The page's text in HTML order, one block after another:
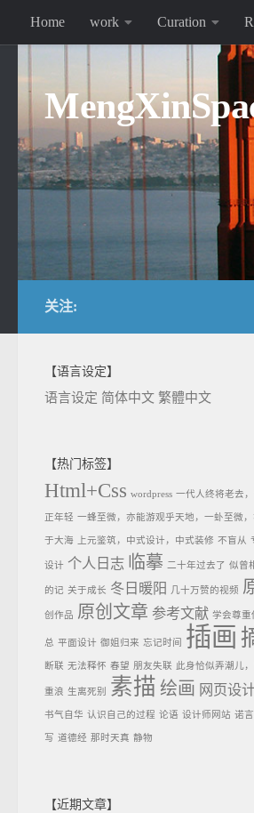
跳至内容
Home work Curation
关注:
【语言设定】
语言设定 简体中文 繁體中文
【热门标签】
Html+Css wordpress 一代人终将老去
正年轻 一蜂至微，亦能游观乎天地，一虲至微
于大海 上元鉴筑，中式设计，中式装修 不盲从
设计 个人日志 临摹 二十年过去了 似曾
的记 关于成长 冬日暖阳 几十万赞的视频
创作品 原创文章 参考文献 学会尊重
总 平面设计 御姐归来 忘记时间 插画
断联 无法释怀 春望 朋友失联 此身恰似弄潮儿
重浪 生离死别 素描 绘画 网页设
书气自华 认识自己的过程 论语 设计师网站 诺
写 道德经 那时天真 静物
【近期文章】